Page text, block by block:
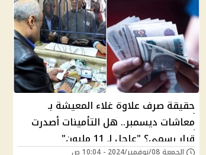
حقيقة صرف علاوة غلاء المعيشة بـ
معاشات ديسمبر.. هل التأمينات أصدرت
قرار رسمي؟ "عاجل لـ 11 مليون"
الجمعة 08/نوفمبر/2024 - 10:04 ص